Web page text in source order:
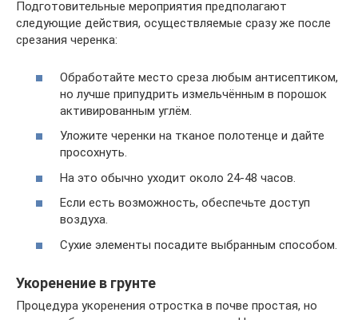
Подготовительные мероприятия предполагают
следующие действия, осуществляемые сразу же после
срезания черенка:
Обработайте место среза любым антисептиком,
но лучше припудрить измельчённым в порошок
активированным углём.
Уложите черенки на тканое полотенце и дайте
просохнуть.
На это обычно уходит около 24-48 часов.
Если есть возможность, обеспечьте доступ
воздуха.
Сухие элементы посадите выбранным способом.
Укоренение в грунте
Процедура укоренения отростка в почве простая, но